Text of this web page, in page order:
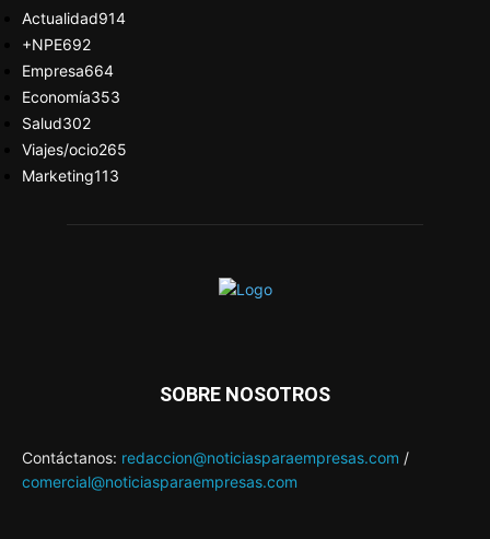
Actualidad914
+NPE692
Empresa664
Economía353
Salud302
Viajes/ocio265
Marketing113
SOBRE NOSOTROS
Contáctanos: redaccion@noticiasparaempresas.com /
comercial@noticiasparaempresas.com